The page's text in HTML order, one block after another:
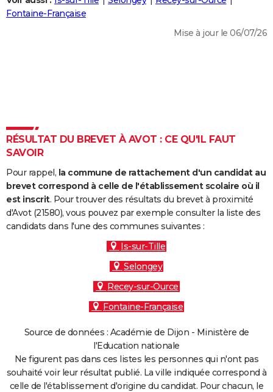
Destinations
City break
Voyage nature
Voyage de noces
Forum
Climat
+
PHOTO
Dictionnaire
Biographies
Citations
Expressions
Proverbes
PROGRAMME TV
S'inscrire
Se connecter
Lycées
Collèges
Primaires
Universités
Entreprises
Service militaire
Avis de recherche
AVIS DE DÉCÈS
FORUM
Fontaine-Française
Mise à jour le 06/07/26
RÉSULTAT DU BREVET À AVOT : CE QU'IL FAUT
SAVOIR
Pour rappel, la commune de rattachement d'un candidat au
brevet correspond à celle de l'établissement scolaire où il
est inscrit. Pour trouver des résultats du brevet à proximité
d'Avot (21580), vous pouvez par exemple consulter la liste des
candidats dans l'une des communes suivantes :
Is-sur-Tille
Selongey
Recey-sur-Ource
Fontaine-Française
Source de données : Académie de Dijon - Ministère de
l'Education nationale
Ne figurent pas dans ces listes les personnes qui n'ont pas
souhaité voir leur résultat publié. La ville indiquée correspond à
celle de l'établissement d'origine du candidat. Pour chacun, le